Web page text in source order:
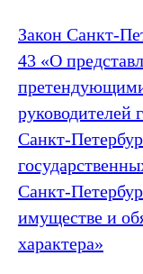
Закон
43 «О
руководителей
имуществе и
характера»